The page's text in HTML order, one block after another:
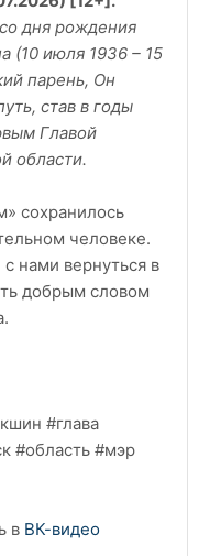
дня рождения
(10 июля 1936 – 15
парень, Он
став в годы
Главой
области.
сохранилось
человеке.
нами вернуться в
добрым словом
#глава
#область #мэр
в ВК-видео